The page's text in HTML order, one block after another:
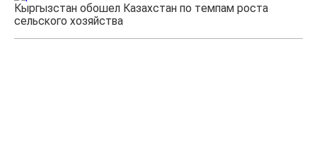
Кыргызстан обошел Казахстан по темпам роста
сельского хозяйства